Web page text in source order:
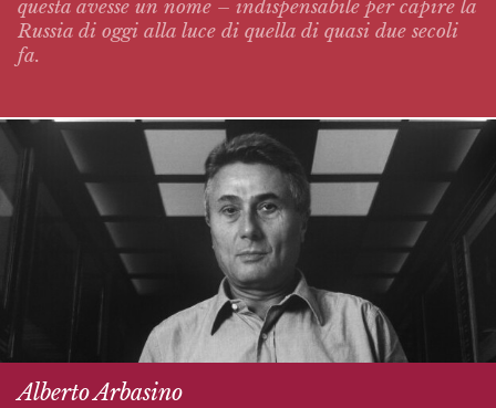
questa avesse un nome – indispensabile per capire la
Russia di oggi alla luce di quella di quasi due secoli
fa.
Alberto Arbasino